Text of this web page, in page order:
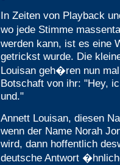
In Zeiten von Playback
wo jede Stimme
werden kann, ist es eine
getrickst wurde. Die
Louisan geh�ren nun
Botschaft von ihr: "Hey,
und."
Annett Louisan, diesen
wenn der Name Norah
wird, dann hoffentlich
deutsche Antwort